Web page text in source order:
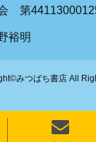
第
裕明
みつばち書店 All